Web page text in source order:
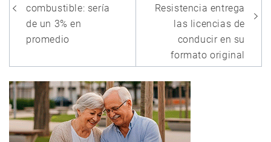
entradas
combustible: sería
de un 3% en
promedio
Resistencia entrega
las licencias de
conducir en su
formato original